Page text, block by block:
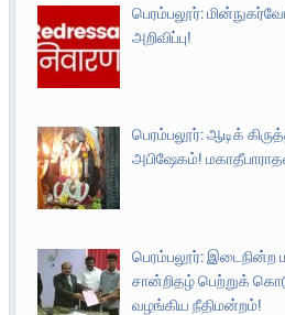
பெரம்பலூர்:
அறிவிப்பு!
பெரம்பலூர்: ஆடிக்
அபிஷேகம்!
பெரம்பலூர்: இடைநின்ற
சான்றிதழ் பெற்றுக்
வழங்கிய நீதிமன்றம்!